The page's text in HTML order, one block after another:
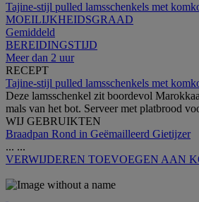
Tajine-stijl pulled lamsschenkels met
MOEILIJKHEIDSGRAAD
Gemiddeld
BEREIDINGSTIJD
Meer dan 2 uur
RECEPT
Tajine-stijl pulled lamsschenkels met
Deze lamsschenkel zit boordevol
mals van het bot. Serveer met platbrood
WIJ GEBRUIKTEN
Braadpan Rond in Geëmailleerd Gietijzer
... ...
VERWIJDEREN TOEVOEGEN AAN